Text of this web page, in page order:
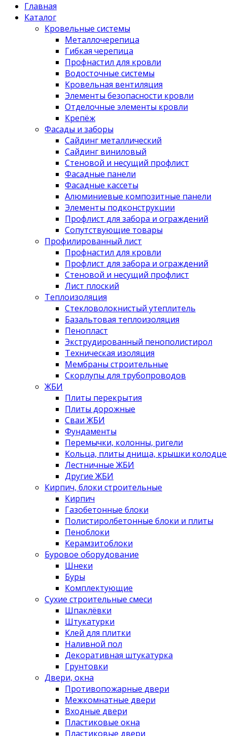
Главная
Каталог
Кровельные системы
Металлочерепица
Гибкая черепица
Профнастил для кровли
Водосточные системы
Кровельная вентиляция
Элементы безопасности кровли
Отделочные элементы кровли
Крепёж
Фасады и заборы
Сайдинг металлический
Сайдинг виниловый
Стеновой и несущий профлист
Фасадные панели
Фасадные кассеты
Алюминиевые композитные панели
Элементы подконструкции
Профлист для забора и ограждений
Сопутствующие товары
Профилированный лист
Профнастил для кровли
Профлист для забора и ограждений
Стеновой и несущий профлист
Лист плоский
Теплоизоляция
Стекловолокнистый утеплитель
Базальтовая теплоизоляция
Пенопласт
Экструдированный пенополистирол
Техническая изоляция
Мембраны строительные
Скорлупы для трубопроводов
ЖБИ
Плиты перекрытия
Плиты дорожные
Сваи ЖБИ
Фундаменты
Перемычки, колонны, ригели
Кольца, плиты днища, крышки
Лестничные ЖБИ
Другие ЖБИ
Кирпич, блоки строительные
Кирпич
Газобетонные блоки
Полистиролбетонные блоки и плиты
Пеноблоки
Керамзитоблоки
Буровое оборудование
Шнеки
Буры
Комплектующие
Сухие строительные смеси
Шпаклёвки
Штукатурки
Клей для плитки
Наливной пол
Декоративная штукатурка
Грунтовки
Двери, окна
Противопожарные двери
Межкомнатные двери
Входные двери
Пластиковые окна
Пластиковые двери